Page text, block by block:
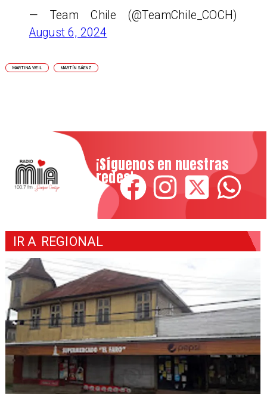
— Team Chile (@TeamChile_COCH)
August 6, 2024
MARTINA WEIL MARTÍN SÁENZ
¡Síguenos en nuestras
redes!
IR A REGIONAL